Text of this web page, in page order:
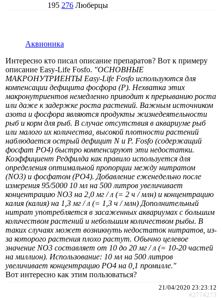
195 276 Люберцы
Аквионика
Интересно кто писал описание препаратов? Вот к примеру
описание Easy-Life Fosfo. "ОСНОВНЫЕ
МАКРОНУТРИЕНТЫ Easy-Life Fosfo используются для
компенсации дефицита фосфора (P). Нехватка этих
макронутриентов немедленно приводит к прерыванию роста
или даже к задержке роста растений. Важным источником
азота и фосфора являются продукты жизнедеятельности
рыб и корм для рыб. В случае отсутствия в аквариуме рыб
или малого их количества, высокой плотности растений
наблюдается острый дефицит N и P. Fosfo (содержащий
фосфат PO4) быстро компенсируют эти недостатки.
Коэффициент Редфилда как правило используется для
определения оптимальной пропорции между нитратом
(NO3) и фосфатом (PO4). Добавление еженедельно после
измерения 95/5000 10 мл на 500 литров увеличивает
концентрацию NO3 на 2,0 мг / л (= 2 ч / млн) и концентрацию
калия (калия) на 1,3 мг / л (= 1,3 ч / млн) Дополнительный
нитрат употребляется в засаженных аквариумах с большим
количеством растений и небольшим количеством рыбы. В
таких случаях может возникнуть недостаток нитратов, из-
за которого растения плохо растут. Обычно целевое
значение NO3 составляет от 10 до 20 мг / л (= 10-20 частей
на миллион). Использование: 10 мл на 500 литров
увеличивает концентрацию PO4 на 0,1 промилле."
Вот интересно как этим пользоваться?
21/04/2020 23:23:12
#2774273